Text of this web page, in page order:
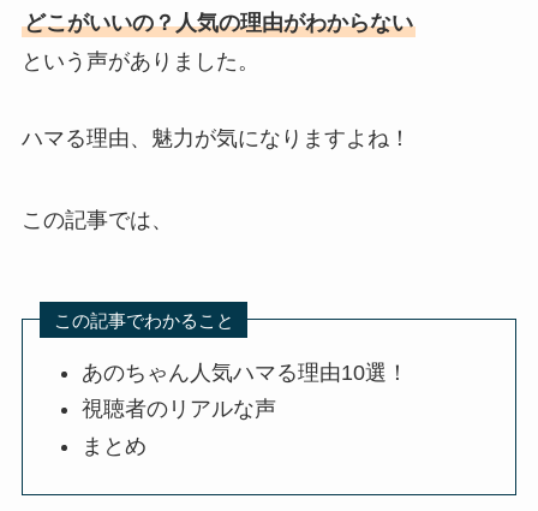
どこがいいの？人気の理由がわからない
という声がありました。
ハマる理由、魅力が気になりますよね！
この記事では、
この記事でわかること
あのちゃん人気ハマる理由10選！
視聴者のリアルな声
まとめ